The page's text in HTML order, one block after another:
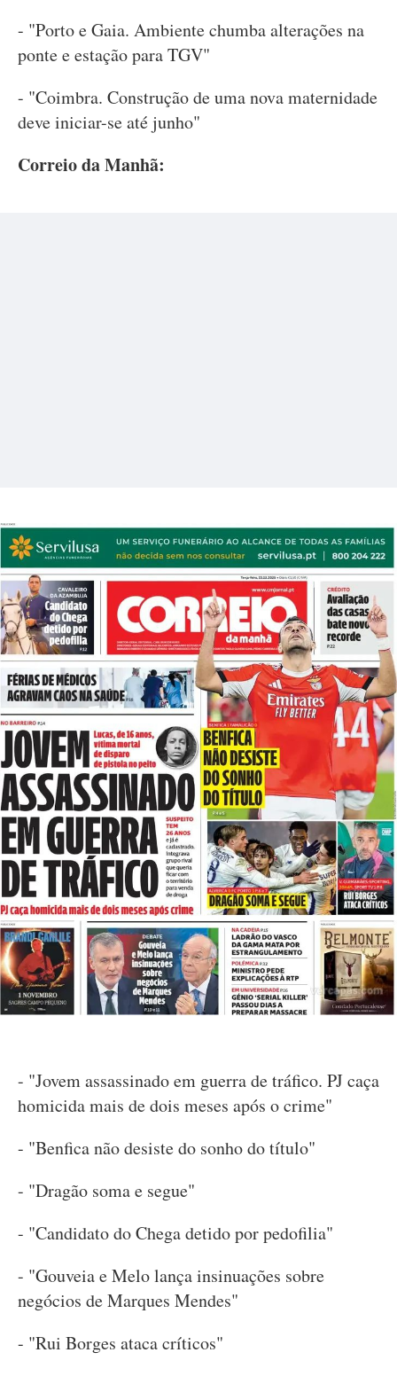
- "Porto e Gaia. Ambiente chumba alterações na
ponte e estação para TGV"
- "Coimbra. Construção de uma nova maternidade
deve iniciar-se até junho"
Correio da Manhã:
- "Jovem assassinado em guerra de tráfico. PJ caça
homicida mais de dois meses após o crime"
- "Benfica não desiste do sonho do título"
- "Dragão soma e segue"
- "Candidato do Chega detido por pedofilia"
- "Gouveia e Melo lança insinuações sobre
negócios de Marques Mendes"
- "Rui Borges ataca críticos"